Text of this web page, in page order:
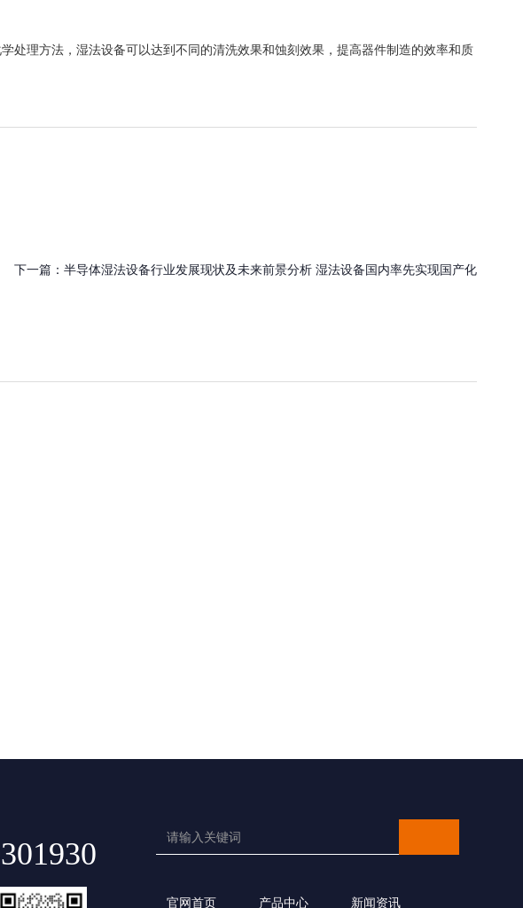
理方法，湿法设备可以达到不同的清洗效果和蚀刻效果，提高器件制造的效率和质
下一篇： 半导体湿法设备行业发展现状及未来前景分析 湿法设备国内率先实现国产化
官网首页 产品中心 新闻资讯